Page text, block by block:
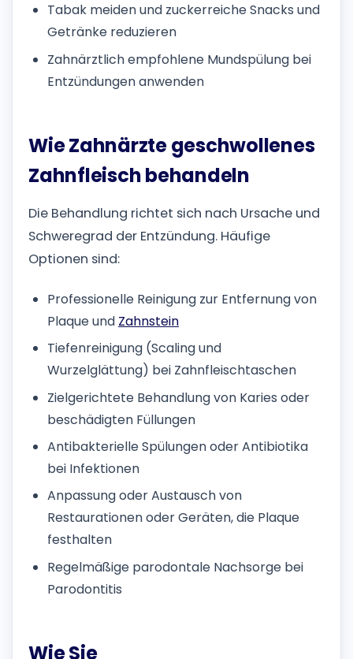
Tabak meiden und zuckerreiche Snacks und
Getränke reduzieren
Zahnärztlich empfohlene Mundspülung bei
Entzündungen anwenden
Wie Zahnärzte geschwollenes
Zahnfleisch behandeln
Die Behandlung richtet sich nach Ursache und
Schweregrad der Entzündung. Häufige
Optionen sind:
Professionelle Reinigung zur Entfernung von
Plaque und Zahnstein
Tiefenreinigung (Scaling und
Wurzelglättung) bei Zahnfleischtaschen
Zielgerichtete Behandlung von Karies oder
beschädigten Füllungen
Antibakterielle Spülungen oder Antibiotika
bei Infektionen
Anpassung oder Austausch von
Restaurationen oder Geräten, die Plaque
festhalten
Regelmäßige parodontale Nachsorge bei
Parodontitis
Wie Sie